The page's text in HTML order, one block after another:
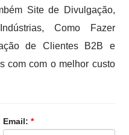
Site de Divulgação,
Como Fazer
de Clientes B2B e
com com o melhor custo
Email: *